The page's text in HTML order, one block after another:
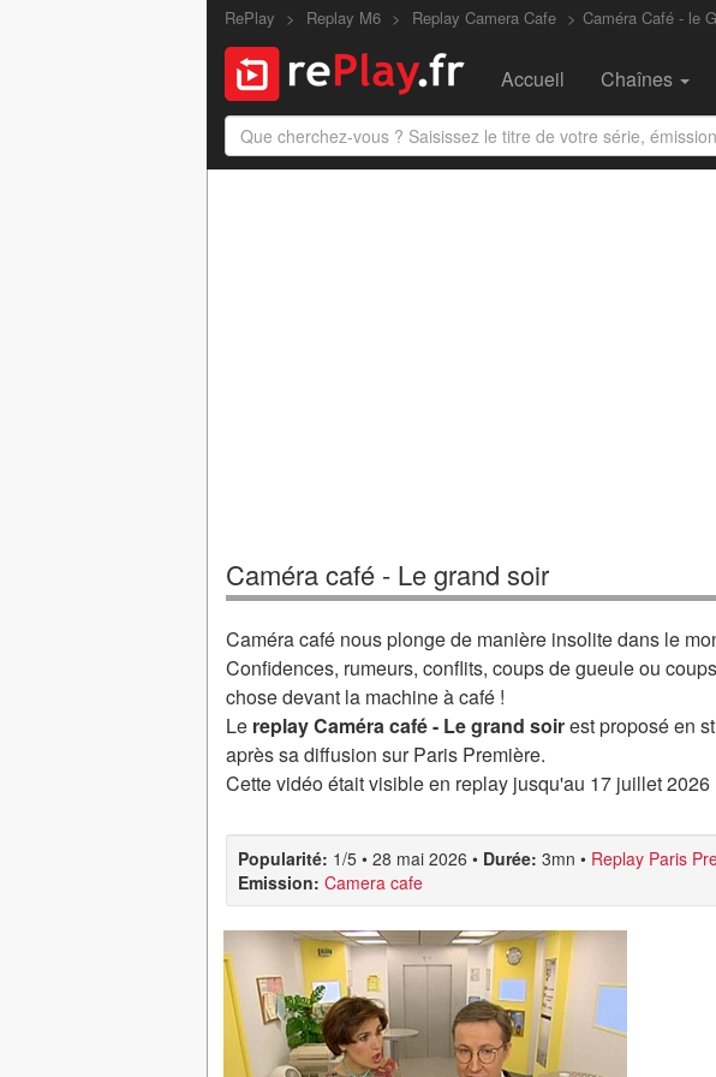
RePlay Replay M6 Replay Camera Cafe Caméra Café - le
Accueil Chaînes
Caméra café - Le grand soir
Caméra café nous plonge de manière insolite dans le
Confidences, rumeurs, conflits, coups de gueule ou
chose devant la machine à café !
Le replay Caméra café - Le grand soirest proposé en
après sa diffusion sur Paris Première.
Cette vidéo était visible en replay jusqu'au 17 juillet 2026
Popularité: 1/5 • 28 mai 2026 • Durée: 3mn • Replay Paris
Emission: Camera cafe